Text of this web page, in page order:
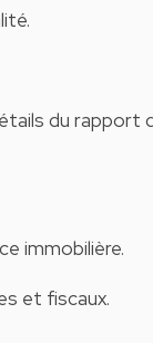
du rapport
immobilière.
et fiscaux.